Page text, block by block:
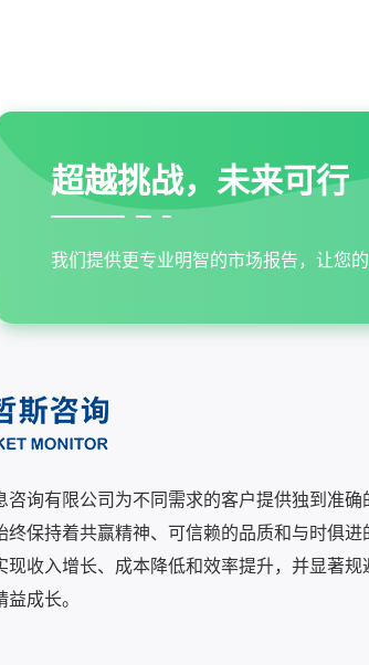
超越挑战，未来可行
我们提供更专业明智的市场报告，让您
咨询有限公司为不同需求的客户提供独到准确
终保持着共赢精神、可信赖的品质和与时俱进
现收入增长、成本降低和效率提升，并显著规
成长。